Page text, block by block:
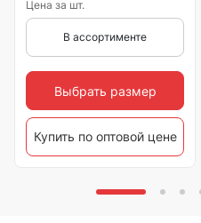
Цена за шт.
В ассортименте
Выбрать размер
Купить по оптовой цене